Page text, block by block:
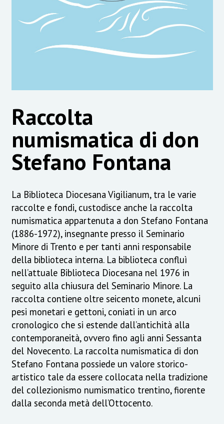
Raccolta
numismatica di don
Stefano Fontana
La Biblioteca Diocesana Vigilianum, tra le varie
raccolte e fondi, custodisce anche la raccolta
numismatica appartenuta a don Stefano Fontana
(1886-1972), insegnante presso il Seminario
Minore di Trento e per tanti anni responsabile
della biblioteca interna. La biblioteca confluì
nell’attuale Biblioteca Diocesana nel 1976 in
seguito alla chiusura del Seminario Minore. La
raccolta contiene oltre seicento monete, alcuni
pesi monetari e gettoni, coniati in un arco
cronologico che si estende dall’antichità alla
contemporaneità, ovvero fino agli anni Sessanta
del Novecento. La raccolta numismatica di don
Stefano Fontana possiede un valore storico-
artistico tale da essere collocata nella tradizione
del collezionismo numismatico trentino, fiorente
dalla seconda metà dell’Ottocento.